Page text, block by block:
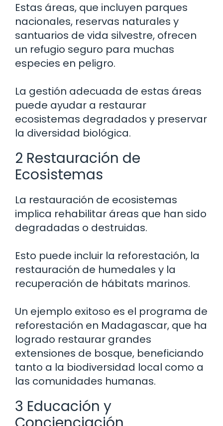
Estas áreas, que incluyen parques
nacionales, reservas naturales y
santuarios de vida silvestre, ofrecen
un refugio seguro para muchas
especies en peligro.
La gestión adecuada de estas áreas
puede ayudar a restaurar
ecosistemas degradados y preservar
la diversidad biológica.
2 Restauración de
Ecosistemas
La restauración de ecosistemas
implica rehabilitar áreas que han sido
degradadas o destruidas.
Esto puede incluir la reforestación, la
restauración de humedales y la
recuperación de hábitats marinos.
Un ejemplo exitoso es el programa de
reforestación en Madagascar, que ha
logrado restaurar grandes
extensiones de bosque, beneficiando
tanto a la biodiversidad local como a
las comunidades humanas.
3 Educación y